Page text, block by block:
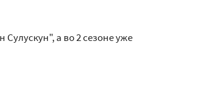
а во 2 сезоне уже